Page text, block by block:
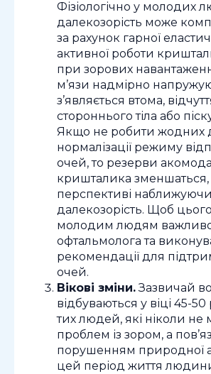
Фізіологічно у молодих
далекозорість може
за рахунок гарної
активної роботи
при зорових
м’язи надмірно
з’являється втома,
стороннього тіла або
Якщо не робити жодних
нормалізації режиму
очей, то резерви
кришталика
перспективі наближуючи
далекозорість. Щоб
молодим людям важливо
офтальмолога та
рекомендації для
очей.
Вікові зміни.Зазвичай
відбуваються у віці 45-50
тих людей, які ніколи не
проблем із зором, а
порушенням природної
цей період життя